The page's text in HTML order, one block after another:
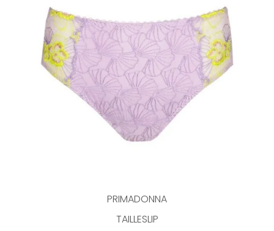
PRIMADONNA
TAILLESLIP